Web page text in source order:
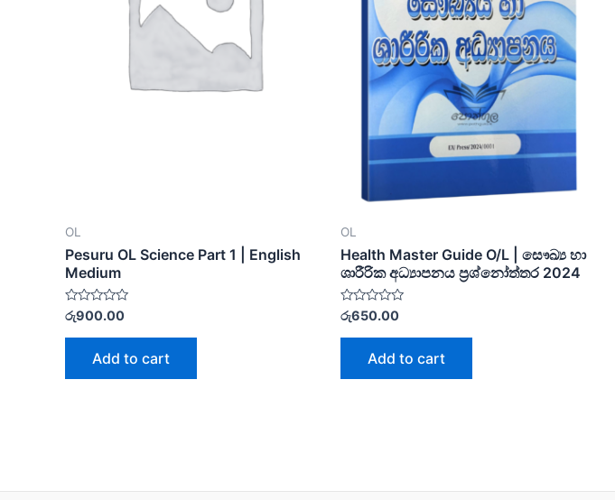
OL
Pesuru OL Science Part 1 | English
Medium
Rated
out
රු900.00
Add to cart
OL
Health Master Guide O/L | සෞඛ්‍ය හා
ශාරීරික අධ්‍යාපනය ප්‍රශ්නෝත්තර 2024
Rated
out
රු650.00
Add to cart